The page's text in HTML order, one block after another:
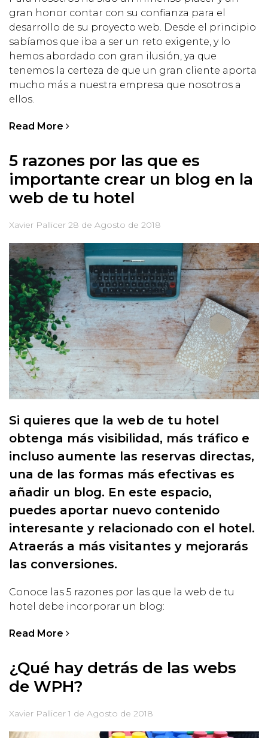
gran honor contar con su confianza para el
desarrollo de su proyecto web. Desde el principio
sabíamos que iba a ser un reto exigente, y lo
hemos abordado con gran ilusión, ya que
tenemos la certeza de que un gran cliente aporta
mucho más a nuestra empresa que nosotros a
ellos.
Read More
5 razones por las que es
importante crear un blog en la
web de tu hotel
Xavier Pallicer 28 de Agosto de 2018
Si quieres que la web de tu hotel
obtenga más visibilidad, más tráfico e
incluso aumente las reservas directas,
una de las formas más efectivas es
añadir un blog. En este espacio,
puedes aportar nuevo contenido
interesante y relacionado con el hotel.
Atraerás a más visitantes y mejorarás
las conversiones.
Conoce las 5 razones por las que la web de tu
hotel debe incorporar un blog:
Read More
¿Qué hay detrás de las webs
de WPH?
Xavier Pallicer 1 de Agosto de 2018